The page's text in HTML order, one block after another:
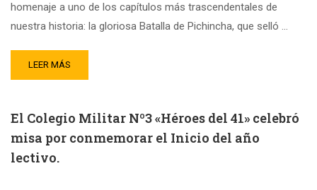
homenaje a uno de los capítulos más trascendentales de
nuestra historia: la gloriosa Batalla de Pichincha, que selló …
LEER MÁS
El Colegio Militar Nº3 «Héroes del 41» celebró
misa por conmemorar el Inicio del año
lectivo.